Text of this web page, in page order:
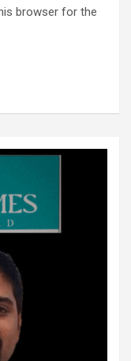
browser for the